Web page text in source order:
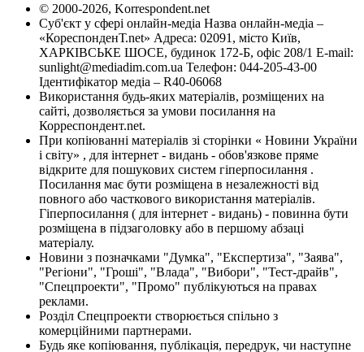
© 2000-2026, Korrespondent.net
Суб'єкт у сфері онлайн-медіа Назва онлайн-медіа –
«КореспонденТ.net» Адреса: 02091, місто Київ,
ХАРКІВСЬКЕ ШОСЕ, будинок 172-Б, офіс 208/1 E-mail:
sunlight@mediadim.com.ua Телефон: 044-205-43-00
Ідентифікатор медіа – R40-06068
Використання будь-яких матеріалів, розміщених на
сайті, дозволяється за умови посилання на
Корреспондент.net.
При копіюванні матеріалів зі сторінки « Новини України
і світу» , для інтернет - видань - обов'язкове пряме
відкрите для пошукових систем гіперпосилання .
Посилання має бути розміщена в незалежності від
повного або часткового використання матеріалів.
Гіперпосилання ( для інтернет - видань) - повинна бути
розміщена в підзаголовку або в першому абзаці
матеріалу.
Новини з позначками "Думка", "Експертиза", "Заява",
"Регіони", "Гроші", "Влада", "Вибори", "Тест-драйв",
"Спецпроекти", "Промо" публікуються на правах
реклами.
Розділ Спецпроекти створюється спільно з
комерційними партнерами.
Будь яке копіювання, публікація, передрук, чи наступне